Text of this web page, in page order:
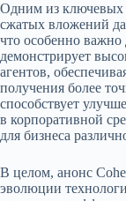
Одним из ключевых
сжатых вложений
что особенно
демонстрирует
агентов,
получения более
способствует
в корпоративной
для бизнеса
В целом, анонс
эволюции